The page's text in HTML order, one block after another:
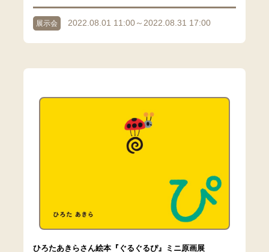
展示会 2022.08.01 11:00～2022.08.31 17:00
ひろたあきらさん絵本『ぐるぐるぴ』ミニ原画展